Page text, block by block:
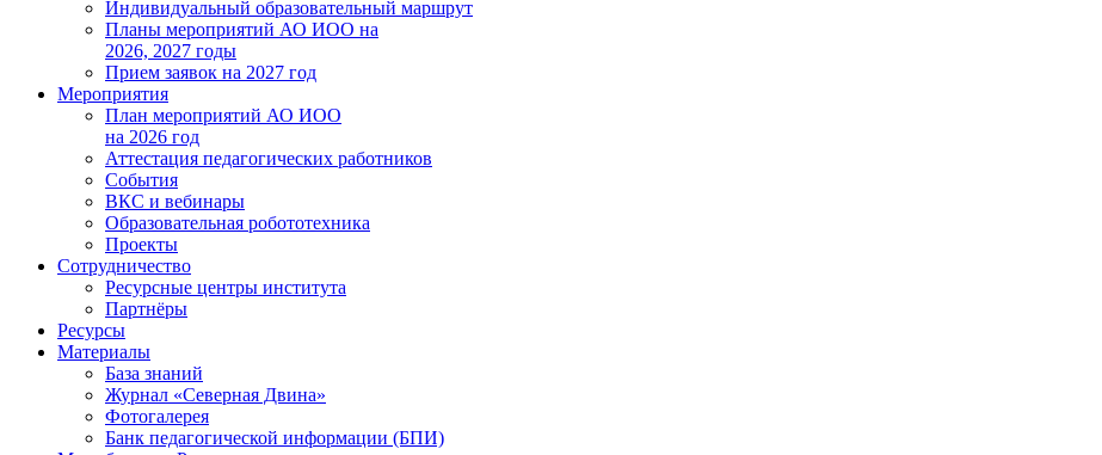
Индивидуальный образовательный маршрут
Планы мероприятий АО ИОО на
2026, 2027 годы
Прием заявок на 2027 год
Мероприятия
План мероприятий АО ИОО
на 2026 год
Аттестация педагогических работников
События
ВКС и вебинары
Образовательная робототехника
Проекты
Сотрудничество
Ресурсные центры института
Партнёры
Ресурсы
Материалы
База знаний
Журнал «Северная Двина»
Фотогалерея
Банк педагогической информации (БПИ)